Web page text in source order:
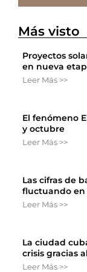
Más visto
Proyectos
en nueva
Leer Más >>
El fenómeno
y octubre
Leer Más >>
Las cifras de
fluctuando en
Leer Más >>
La ciudad
crisis gracias
Leer Más >>